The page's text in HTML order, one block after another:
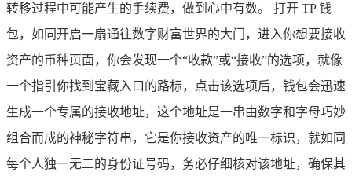
转移过程中可能产生的手续费，做到心中有数。 打开 TP 钱
包，如同开启一扇通往数字财富世界的大门，进入你想要接收
资产的币种页面，你会发现一个“收款”或“接收”的选项，就像
一个指引你找到宝藏入口的路标，点击该选项后，钱包会迅速
生成一个专属的接收地址，这个地址是一串由数字和字母巧妙
组合而成的神秘字符串，它是你接收资产的唯一标识，就如同
每个人独一无二的身份证号码，务必仔细核对该地址，确保其